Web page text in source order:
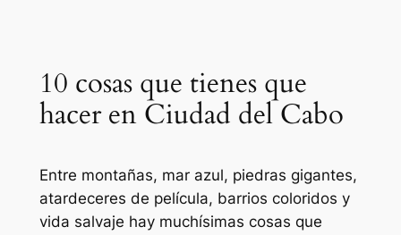
10 cosas que tienes que
hacer en Ciudad del Cabo
Entre montañas, mar azul, piedras gigantes,
atardeceres de película, barrios coloridos y
vida salvaje hay muchísimas cosas que